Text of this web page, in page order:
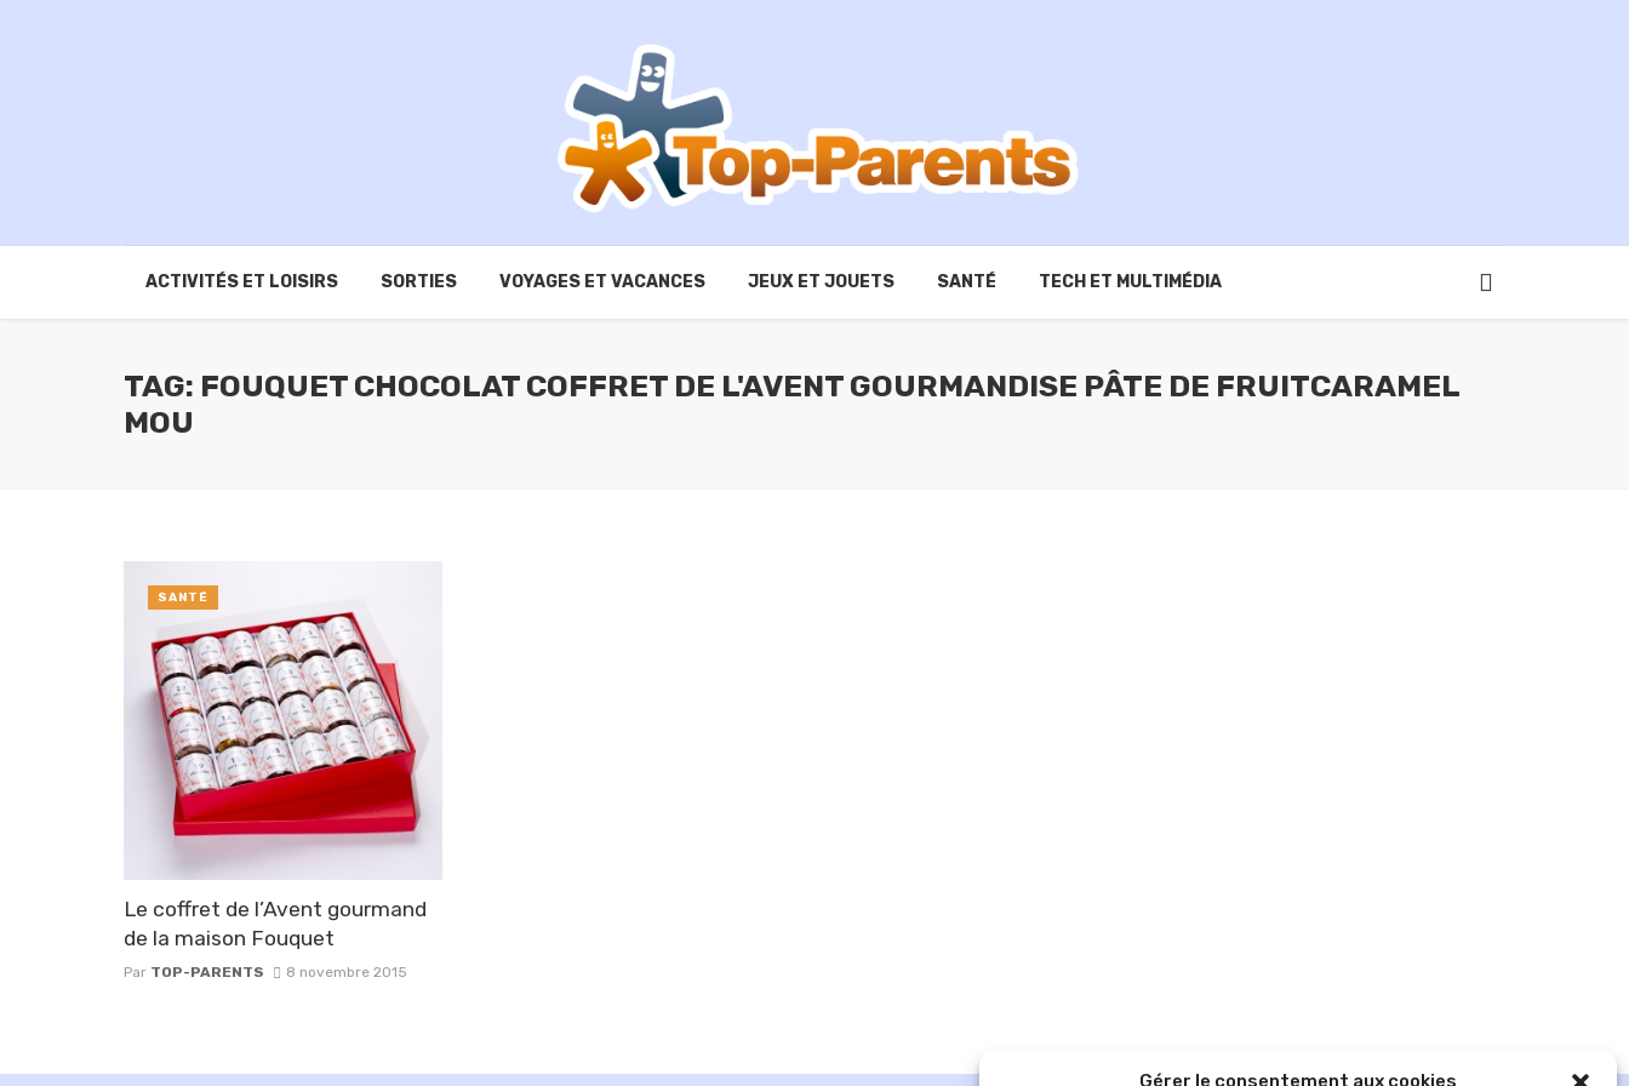
Gérer le consentement aux cookies
ACTIVITÉS ET LOISIRS SORTIES VOYAGES ET VACANCES JEUX ET JOUETS SANTÉ TECH ET MULTIMÉDIA
TAG: FOUQUET CHOCOLAT COFFRET DE L'AVENT GOURMANDISE PÂTE DE FRUITCARAMEL
MOU
Le coffret de l’Avent gourmand
de la maison Fouquet
Par TOP-PARENTS 8 novembre 2015
SANTÉ